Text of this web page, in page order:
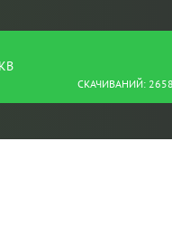
СКАЧИВАНИЙ: